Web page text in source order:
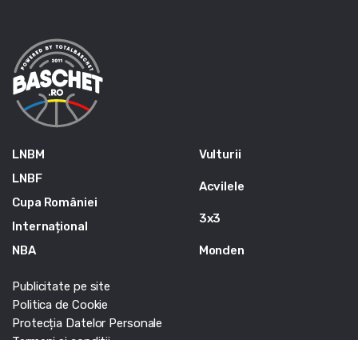
LNBM
LNBF
Cupa României
Internațional
NBA
Vulturii
Acvilele
3x3
Monden
Publicitate pe site
Politica de Cookie
Protecția Datelor Personale